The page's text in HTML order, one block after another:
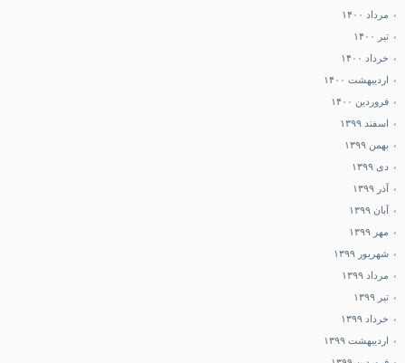
مرداد ۱۴۰۰
تیر ۱۴۰۰
خرداد ۱۴۰۰
اردیبهشت ۱۴۰۰
فروردین ۱۴۰۰
اسفند ۱۳۹۹
بهمن ۱۳۹۹
دی ۱۳۹۹
آذر ۱۳۹۹
آبان ۱۳۹۹
مهر ۱۳۹۹
شهریور ۱۳۹۹
مرداد ۱۳۹۹
تیر ۱۳۹۹
خرداد ۱۳۹۹
اردیبهشت ۱۳۹۹